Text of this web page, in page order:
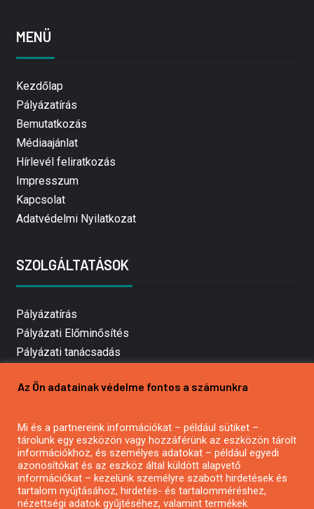
MENÜ
Kezdőlap
Pályázatírás
Bemutatkozás
Médiaajánlat
Hírlevél feliratkozás
Impresszum
Kapcsolat
Adatvédelmi Nyilatkozat
SZOLGÁLTATÁSOK
Pályázatírás
Pályázati Előminősítés
Pályázati tanácsadás
Mezőgazdasági pályázatírás
Pályázatírás civil szervezeteknek
Pályázatírás önkormányzatoknak
Pályázatfigyelés
Specifikus pályázatfigyelés vagy hírlevél
Az Ön adatainak védelme fontos a számunkra
Mi és a partnereink információkat – például sütiket –
tárolunk egy eszközön vagy hozzáférünk az eszközön tárolt
információkhoz, és személyes adatokat – például egyedi
azonosítókat és az eszköz által küldött alapvető
információkat – kezelünk személyre szabott hirdetések és
tartalom nyújtásához, hirdetés- és tartalomméréshez,
nézettségi adatok gyűjtéséhez, valamint termékek